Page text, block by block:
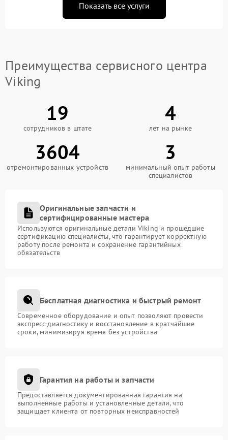
Показать все услуги
Преимущества сервисного центра
Viking
19
сотрудников в штате
4
лет на рынке
3604
отремонтированных устройств
3
минимальный опыт работы
специалистов
Оригинальные запчасти и
сертифицированные мастера
Используются оригинальные детали Viking и прошедшие
сертификацию специалисты, что гарантирует корректную
работу после ремонта и сохранение гарантийных
обязательств
Бесплатная диагностика и быстрый ремонт
Современное оборудование и опыт позволяют провести
экспресс-диагностику и восстановление в кратчайшие
сроки, минимизируя время без устройства
Гарантия на работы и запчасти
Предоставляется документированная гарантия на
выполненные работы и установленные детали, что
защищает клиента от повторных неисправностей